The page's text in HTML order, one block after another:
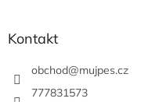
Kontakt
obchod@mujpes.cz
777831573